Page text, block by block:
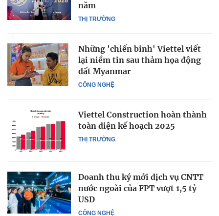
THỊ TRƯỜNG
năm
CÔNG NGHỆ
Những 'chiến binh' Viettel viết
lại niềm tin sau thảm họa động
đất Myanmar
THỊ TRƯỜNG
Viettel Construction hoàn thành
toàn diện kế hoạch 2025
CÔNG NGHỆ
Doanh thu ký mới dịch vụ CNTT
nước ngoài của FPT vượt 1,5 tỷ
USD